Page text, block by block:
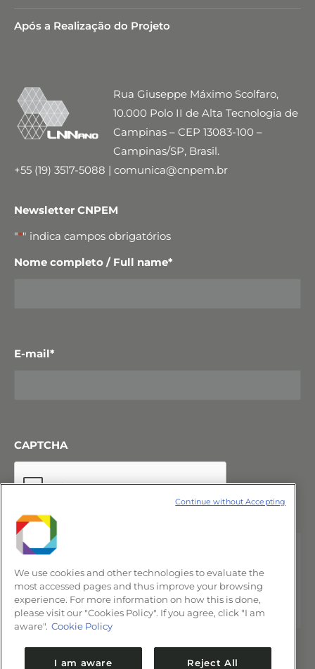
Após a Realização do Projeto
Rua Giuseppe Máximo Scolfaro,
10.000 Polo II de Alta Tecnologia de
Campinas – CEP 13083-100 –
Campinas/SP, Brasil.
+55 (19) 3517-5088 | comunica@cnpem.br
Newsletter CNPEM
"*" indica campos obrigatórios
Nome completo / Full name*
E-mail*
CAPTCHA
We use cookies and other technologies to evaluate the
most accessed pages and thus improve your browsing
experience. For more information on how this is done,
please visit our "Cookies Policy". If you agree, click "I am
aware". Cookie Policy
I am aware Reject All
Continue without Accepting